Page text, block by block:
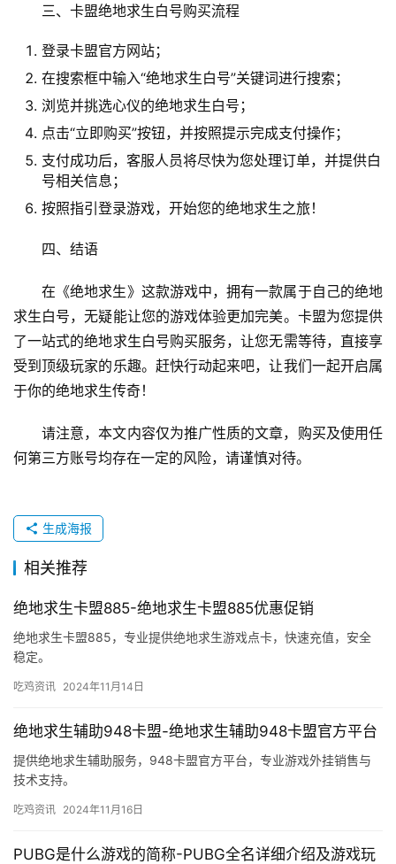
三、卡盟绝地求生白号购买流程
登录卡盟官方网站；
在搜索框中输入“绝地求生白号”关键词进行搜索；
浏览并挑选心仪的绝地求生白号；
点击“立即购买”按钮，并按照提示完成支付操作；
支付成功后，客服人员将尽快为您处理订单，并提供白
号相关信息；
按照指引登录游戏，开始您的绝地求生之旅！
四、结语
在《绝地求生》这款游戏中，拥有一款属于自己的绝地
求生白号，无疑能让您的游戏体验更加完美。卡盟为您提供
了一站式的绝地求生白号购买服务，让您无需等待，直接享
受到顶级玩家的乐趣。赶快行动起来吧，让我们一起开启属
于你的绝地求生传奇！
请注意，本文内容仅为推广性质的文章，购买及使用任
何第三方账号均存在一定的风险，请谨慎对待。
生成海报
相关推荐
绝地求生卡盟885-绝地求生卡盟885优惠促销
绝地求生卡盟885，专业提供绝地求生游戏点卡，快速充值，安全
稳定。
吃鸡资讯 2024年11月14日
绝地求生辅助948卡盟-绝地求生辅助948卡盟官方平台
提供绝地求生辅助服务，948卡盟官方平台，专业游戏外挂销售与
技术支持。
吃鸡资讯 2024年11月16日
PUBG是什么游戏的简称-PUBG全名详细介绍及游戏玩